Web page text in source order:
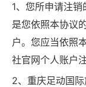
1、您所申请注
是您依照本协议
户。您应当依照
社官网个人账户注
2、重庆足动国